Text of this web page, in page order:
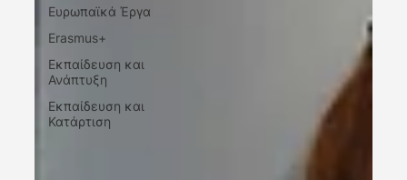
Ευρωπαϊκά Έργα
Erasmus+
Εκπαίδευση και
Ανάπτυξη
Εκπαίδευση και
Κατάρτιση